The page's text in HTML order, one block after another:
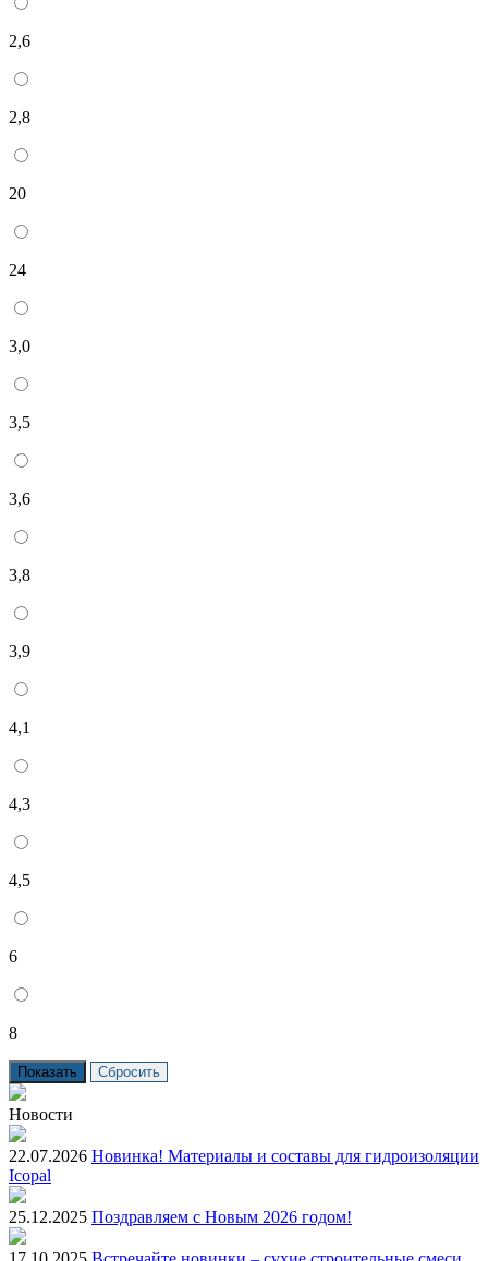
2,6
2,8
20
24
3,0
3,5
3,6
3,8
3,9
4,1
4,3
4,5
6
8
Новости
22.07.2026 Новинка! Материалы и составы для гидроизоляции
Icopal
25.12.2025 Поздравляем с Новым 2026 годом!